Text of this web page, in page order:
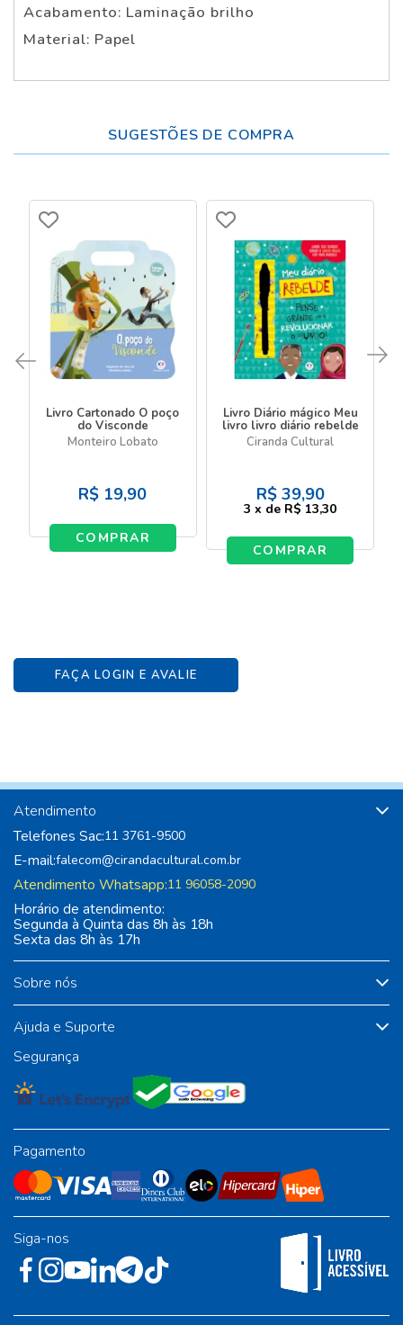
Acabamento: Laminação brilho
Material: Papel
SUGESTÕES DE COMPRA
Livro Cartonado O poço
do Visconde
Monteiro Lobato
R$ 19,90
COMPRAR
Livro Diário mágico Meu
livro livro diário rebelde
Ciranda Cultural
R$ 39,90
3 x de R$ 13,30
COMPRAR
FAÇA LOGIN E AVALIE
Sobre nós
Ajuda e Suporte
Atendimento
Telefones Sac:11 3761-9500
E-mail:falecom@cirandacultural.com.br
Atendimento Whatsapp:11 96058-2090
Horário de atendimento:
Segunda à Quinta das 8h às 18h
Sexta das 8h às 17h
Segurança
Pagamento
Siga-nos